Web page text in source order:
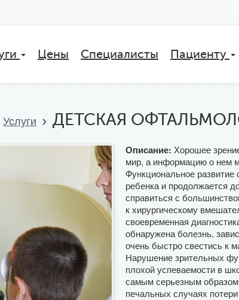
Цены Специалисты Пациенту
Услуги ДЕТСКАЯ
Описание: Хорошее
мир, а информацию о нем
Функциональное развитие
ребенка и продолжается
справиться с
к хирургическому
своевременная
обнаружена болезнь,
очень быстро свестись к
Нарушение зрительных
плохой успеваемости в
самым серьезным образом
печальных случаях